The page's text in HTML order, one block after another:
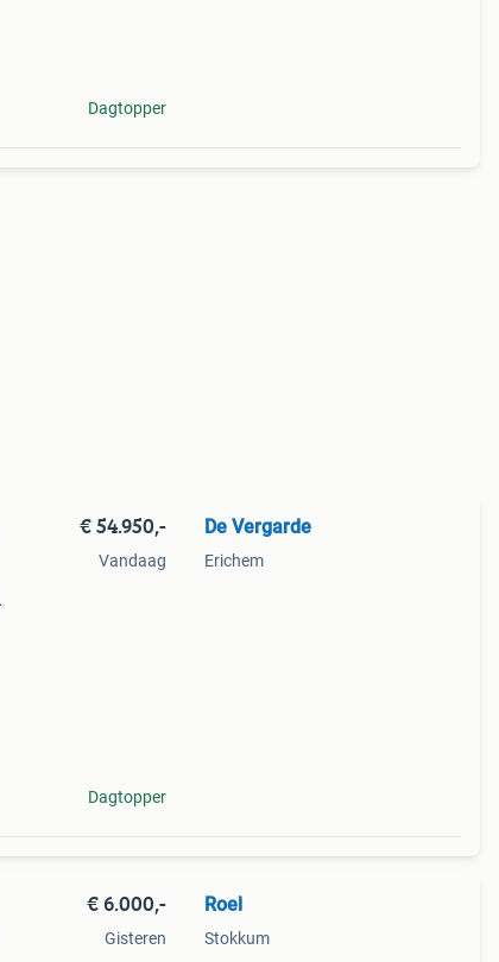
Dagtopper
€ 54.950,-
Vandaag
Dagtopper
De Vergarde
Erichem
€ 6.000,-
Gisteren
Roel
Stokkum